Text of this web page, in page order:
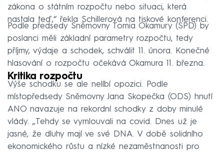
zákona o státním rozpočtu nebo situaci, která
nastala teď,“ řekla Schillerová na tiskové konferenci.
Podle předsedy Sněmovny Tomia Okamury (SPD) by
poslanci měli základní parametry rozpočtu, tedy
příjmy, výdaje a schodek, schválit 11. února. Konečné
hlasování o rozpočtu očekává Okamura 11. března.
Kritika rozpočtu
Výše schodku se ale nelíbí opozici. Podle
místopředsedy Sněmovny Jana Skopečka (ODS) hnutí
ANO navazuje na rekordní schodky z doby minulé
vlády. „Tehdy se vymlouvali na covid. Dnes už je
jasné, že dluhy mají ve své DNA. V době solidního
ekonomického růstu a nízké nezaměstnanosti pro